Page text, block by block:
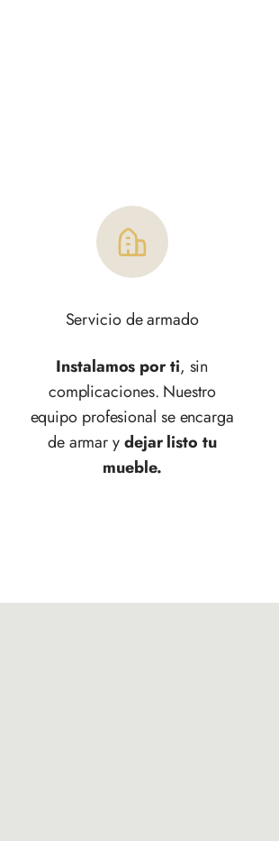
Servicio de armado
Instalamos por ti, sin
complicaciones. Nuestro
equipo profesional se encarga
de armar ydejar listo tu
mueble.